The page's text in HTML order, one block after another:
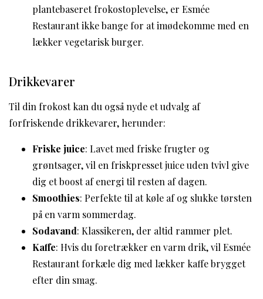
plantebaseret frokostoplevelse, er Esmée
Restaurant ikke bange for at imødekomme med en
lækker vegetarisk burger.
Drikkevarer
Til din frokost kan du også nyde et udvalg af
forfriskende drikkevarer, herunder:
Friske juice: Lavet med friske frugter og
grøntsager, vil en friskpresset juice uden tvivl give
dig et boost af energi til resten af dagen.
Smoothies: Perfekte til at køle af og slukke tørsten
på en varm sommerdag.
Sodavand: Klassikeren, der altid rammer plet.
Kaffe: Hvis du foretrækker en varm drik, vil Esmée
Restaurant forkæle dig med lækker kaffe brygget
efter din smag.